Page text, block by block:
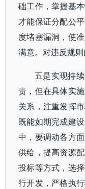
础工作，掌握基
才能保证分配公
度堵塞漏洞，使
满意。对违反规则
五是实现持
责，但在具体实
关系，注重发挥
既能如期完成建
中，要调动各方
供给，提高资源
投标等方式，选
行开发，严格执